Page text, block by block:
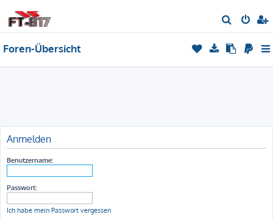
u
c
Foren-Übersicht
Anmelden
Benutzername:
Passwort:
Ich habe mein Passwort vergessen